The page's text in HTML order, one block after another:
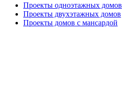
Проекты одноэтажных домов
Проекты двухэтажных домов
Проекты домов с мансардой